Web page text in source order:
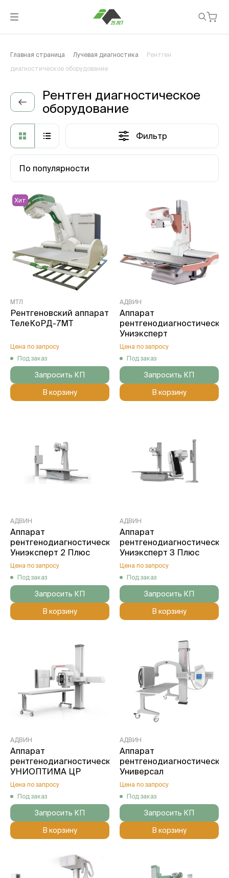
Главная страница Лучевая диагностика Рентген
диагностическое оборудование
Рентген диагностическое
оборудование
Фильтр
По популярности
МТЛ
Рентгеновский аппарат
ТелеКоРД-7МТ
Цена по запросу
Под заказ
Хит
Запросить КП
В корзину
АДВИН
Аппарат
Униэксперт
Цена по запросу
Под заказ
Запросить КП
В корзину
АДВИН
Аппарат
рентгенодиагностический
Униэксперт 2 Плюс
Цена по запросу
Под заказ
Запросить КП
В корзину
АДВИН
Аппарат
Униэксперт 3 Плюс
Цена по запросу
Под заказ
Запросить КП
В корзину
АДВИН
Аппарат
рентгенодиагностический
УНИОПТИМА ЦР
Цена по запросу
Под заказ
Запросить КП
В корзину
АДВИН
Аппарат
Универсал
Цена по запросу
Под заказ
Запросить КП
В корзину